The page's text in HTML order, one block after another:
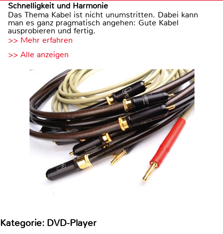
Schnelligkeit und Harmonie
Das Thema Kabel ist nicht unumstritten. Dabei kann
man es ganz pragmatisch angehen: Gute Kabel
ausprobieren und fertig.
>> Mehr erfahren
>> Alle anzeigen
Kategorie: DVD-Player